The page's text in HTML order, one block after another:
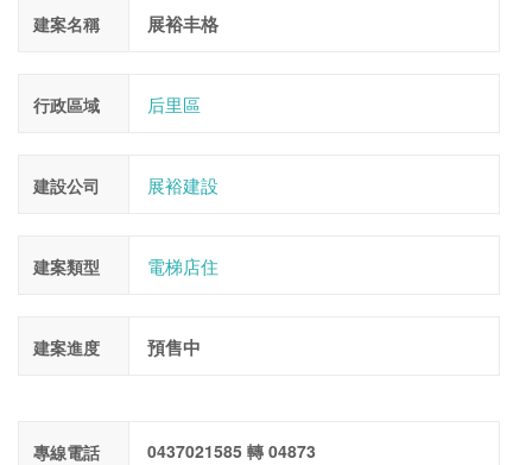
建案名稱 展裕丰格
行政區域 后里區
建設公司 展裕建設
建案類型 電梯店住
建案進度 預售中
專線電話 0437021585 轉 04873